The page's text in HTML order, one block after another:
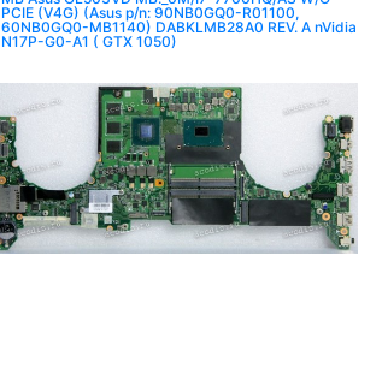
PCIE (V4G) (Asus p/n: 90NB0GQ0-R01100,
60NB0GQ0-MB1140) DABKLMB28A0 REV. A nVidia
N17P-G0-A1 ( GTX 1050)